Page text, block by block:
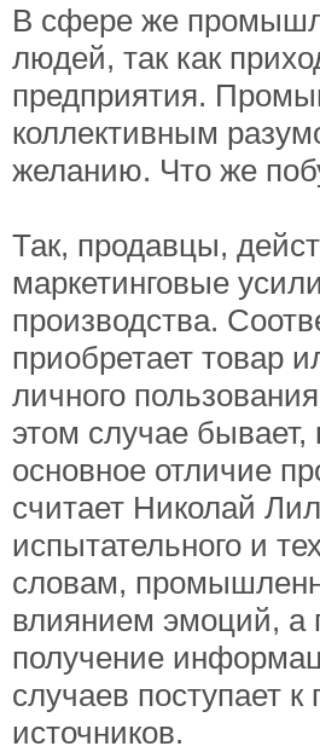
В сфере же
людей, так как
предприятия.
коллективным
желанию. Что же
Так, продавцы,
маркетинговые
производства.
приобретает товар
личного
этом случае
основное отличие
считает Николай
испытательного и
словам,
влиянием эмоций, а
получение
случаев поступает
источников.